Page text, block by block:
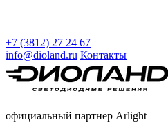
+7 (3812) 27 24 67
info@dioland.ru Контакты
официальный партнер Arlight